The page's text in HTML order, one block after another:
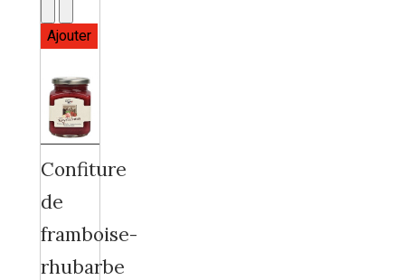
Confiture
de
framboise-
rhubarbe